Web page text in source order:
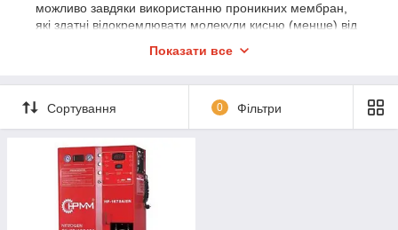
можливо завдяки використанню проникних мембран,
які здатні відокремлювати молекули кисню (менше) від
мембрани ми отримуємо азот заданої чичтоты.
Повітря, яке надходить на мембрану, повинен бути
сухим, без масла або ароматичних гідрокарбонатів.
Генератори азоту застосовуються на шиномонтажі,
обладнання для сто
обладнання для шиномонтажа, шиномонтажне
обладнання б у, обладнання для сто,
Показати все
Сортування 0 Фільтри